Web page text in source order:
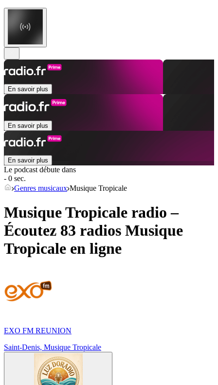
En savoir plus
En savoir plus
En savoir plus
Le podcast débute dans
- 0 sec.
Genres musicaux Musique Tropicale
Musique Tropicale radio –
Écoutez 83 radios Musique
Tropicale en ligne
EXO FM REUNION
Saint-Denis, Musique Tropicale